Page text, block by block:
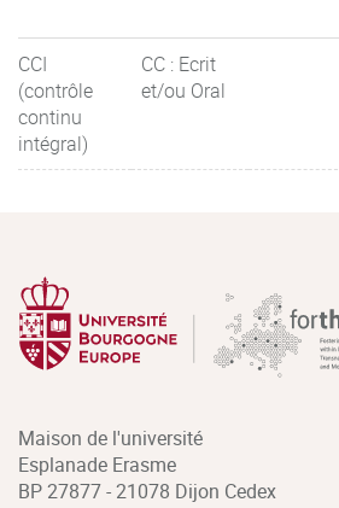
CCI
(contrôle
continu
intégral)
CC : Ecrit
et/ou Oral
Maison de l'université
Esplanade Erasme
BP 27877 - 21078 Dijon Cedex